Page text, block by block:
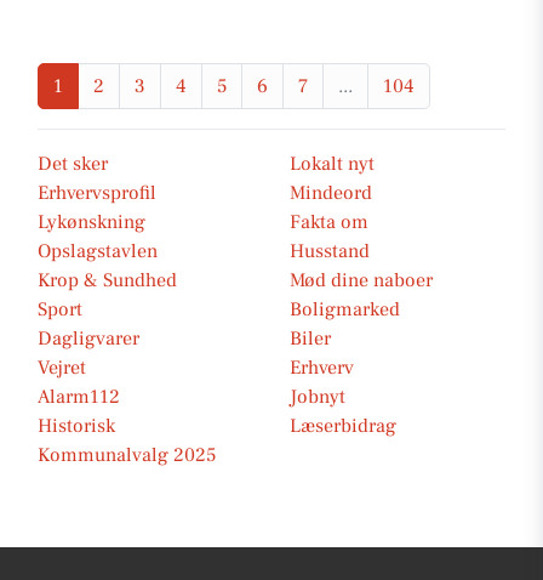
1 2 3 4 5 6 7 ... 104
Det sker
Lokalt nyt
Erhvervsprofil
Mindeord
Lykønskning
Fakta om
Opslagstavlen
Husstand
Krop & Sundhed
Mød dine naboer
Sport
Boligmarked
Dagligvarer
Biler
Vejret
Erhverv
Alarm112
Jobnyt
Historisk
Læserbidrag
Kommunalvalg 2025